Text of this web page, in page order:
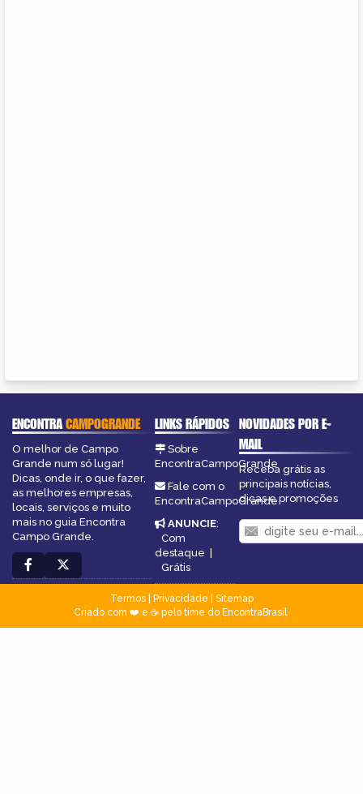
ENCONTRACAMPOGRANDE
O melhor de Campo
Grande num só lugar!
Dicas, onde ir, o que fazer,
as melhores empresas,
locais, serviços e muito
mais no guia Encontra
Campo Grande.
LINKS RÁPIDOS
Sobre
EncontraCampoGrande
Fale com o
EncontraCampoGrande
ANUNCIE:
Com
destaque
Grátis
NOVIDADES POR E-
MAIL
Receba grátis as
principais notícias,
dicas e promoções
Termos| Privacidade
Sitemap
Criado com ❤️ e ☕ pelo time do EncontraBrasil